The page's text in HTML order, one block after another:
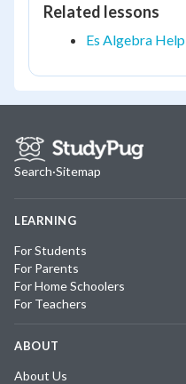
Related lessons
Es Algebra Help
Search·Sitemap
LEARNING
For Students
For Parents
For Home Schoolers
For Teachers
ABOUT
About Us